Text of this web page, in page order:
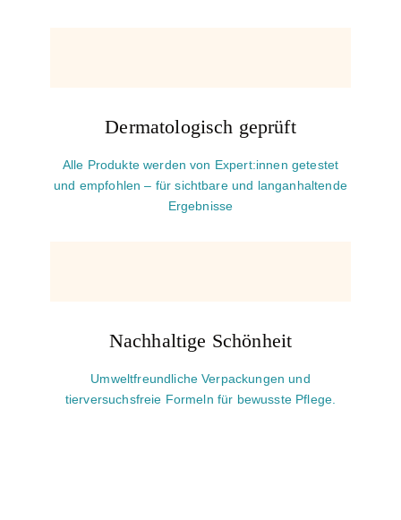
Dermatologisch geprüft
Alle Produkte werden von Expert:innen getestet
und empfohlen – für sichtbare und langanhaltende
Ergebnisse
Nachhaltige Schönheit
Umweltfreundliche Verpackungen und
tierversuchsfreie Formeln für bewusste Pflege.